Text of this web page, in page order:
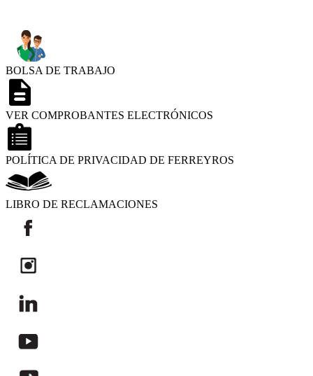
BOLSA DE TRABAJO
VER COMPROBANTES ELECTRÓNICOS
POLÍTICA DE PRIVACIDAD DE FERREYROS
LIBRO DE RECLAMACIONES